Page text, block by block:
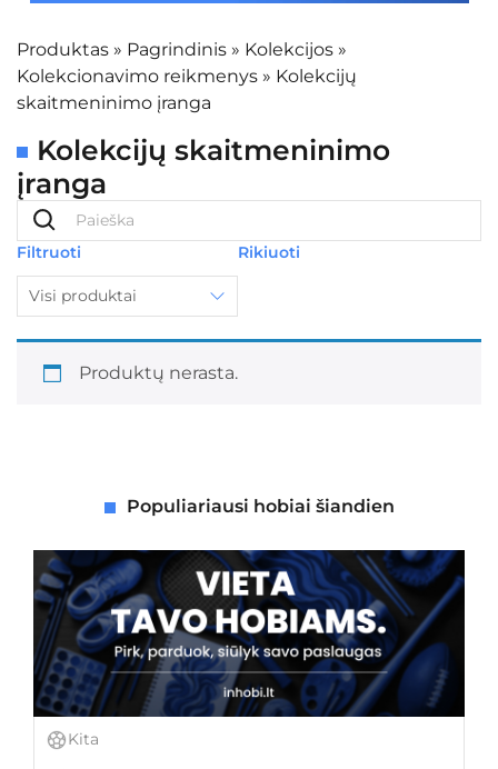
Produktas » Pagrindinis » Kolekcijos »
Kolekcionavimo reikmenys » Kolekcijų
skaitmeninimo įranga
Kolekcijų skaitmeninimo
įranga
Filtruoti
Visi produktai
Rikiuoti
Produktų nerasta.
Populiariausi hobiai šiandien
Kita